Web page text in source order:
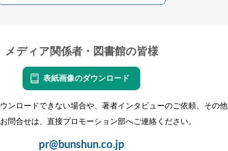
メディア関係者・図書館の皆様
表紙画像のダウンロード
ンロードできない場合や、著者インタビューのご依頼、その他
問合せは、直接プロモーション部へご連絡ください。
pr@bunshun.co.jp